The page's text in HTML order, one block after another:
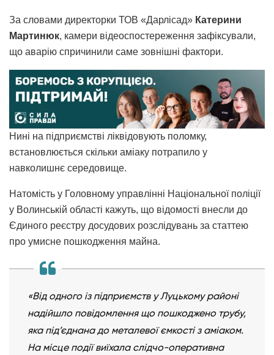
За словами директорки ТОВ «Дарлісад» Катерини
Мартинюк, камери відеоспостереження зафіксували,
що аварію спричинили саме зовнішні фактори.
Нині на підприємстві ліквідовують поломку,
встановлюється скільки аміаку потрапило у
навколишнє середовище.
Натомість у Головному управлінні Національної поліції
у Волинській області кажуть, що відомості внесли до
Єдиного реєстру досудових розслідувань за статтею
про умисне пошкодження майна.
«Від одного із підприємств у Луцькому районі
надійшло повідомлення що пошкоджено трубу,
яка під’єднана до металевої ємкості з аміаком.
На місце події виїхала слідчо-оперативна